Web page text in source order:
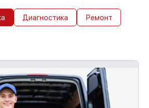
Диагностика Ремонт